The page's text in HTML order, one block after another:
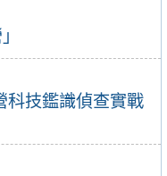
科技鑑識偵查實戰